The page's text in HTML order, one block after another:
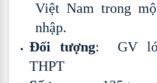
Việt Nam trong
nhập.
Đối tượng: GV
THPT